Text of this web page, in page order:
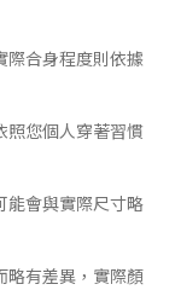
際合身程度則依據
照您個人穿著習慣
能會與實際尺寸略
略有差異，實際顏